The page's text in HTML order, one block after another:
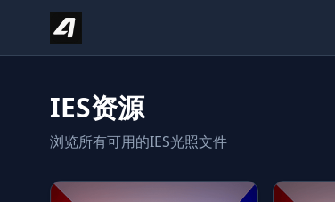
Skip to content
IES资源
浏览所有可用的IES光照文件